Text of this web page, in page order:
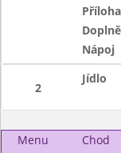
Příloha
Nápoj
2
Jídlo
Menu Chod